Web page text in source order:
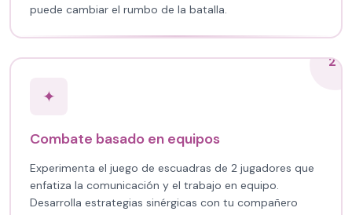
puede cambiar el rumbo de la batalla.
2
✦
Combate basado en equipos
Experimenta el juego de escuadras de 2 jugadores que
enfatiza la comunicación y el trabajo en equipo.
Desarrolla estrategias sinérgicas con tu compañero